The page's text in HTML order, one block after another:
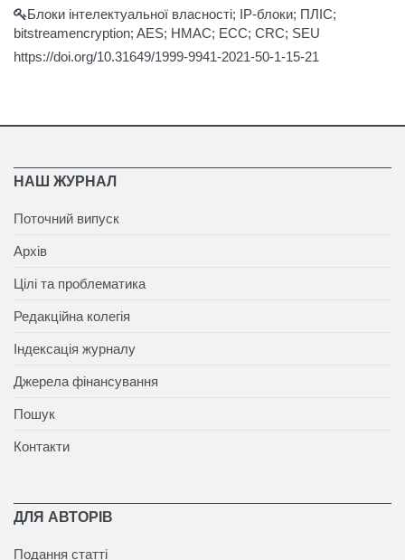
Блоки інтелектуальної власності; ІР-блоки; ПЛІС;
bitstreamencryption; AES; HMAC; ECC; CRC; SEU
https://doi.org/10.31649/1999-9941-2021-50-1-15-21
НАШ ЖУРНАЛ
Поточний випуск
Архів
Цілі та проблематика
Редакційна колегія
Індексація журналу
Джерела фінансування
Пошук
Контакти
ДЛЯ АВТОРІВ
Подання статті